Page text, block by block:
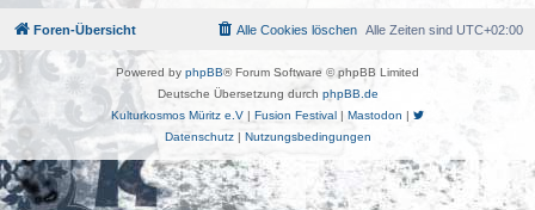
Foren-Übersicht Alle Zeiten sind UTC+02:00
Alle Cookies löschen
Powered by phpBB® Forum Software © phpBB Limited
Deutsche Übersetzung durch phpBB.de
Kulturkosmos Müritz e.V | Fusion Festival | Mastodon |
Datenschutz| Nutzungsbedingungen